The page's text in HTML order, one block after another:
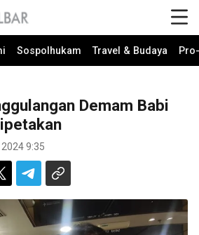
Sospolhukam Travel & Budaya
Demam Babi
9:35